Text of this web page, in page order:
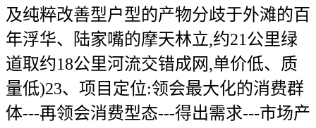
及纯粹改善型户型的产物分歧于外滩的百
年浮华、陆家嘴的摩天林立,约21公里绿
道取约18公里河流交错成网,单价低、质
量低)23、项目定位:领会最大化的消费群
体---再领会消费型态---得出需求---市场产